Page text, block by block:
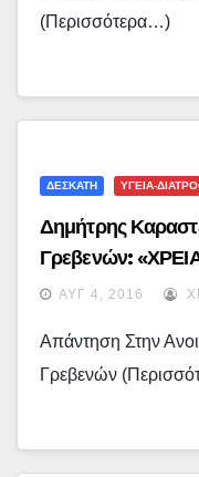
(περισσότερα…)
ΔΕΣΚΑΤΗ ΥΓΕΙΑ-
Δημήτρης
Γρεβενών:
ΑΣΘΕΝΟΦΟΡΟΥ,
ΑΥΓ 4, 2016
Απάντηση Στην
Γρεβενών